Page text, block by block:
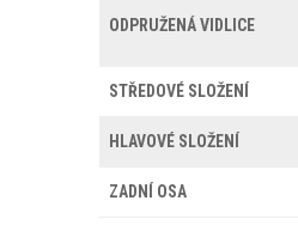
ODPRUŽENÁ VIDLICE
STŘEDOVÉ SLOŽENÍ
HLAVOVÉ SLOŽENÍ
ZADNÍ OSA